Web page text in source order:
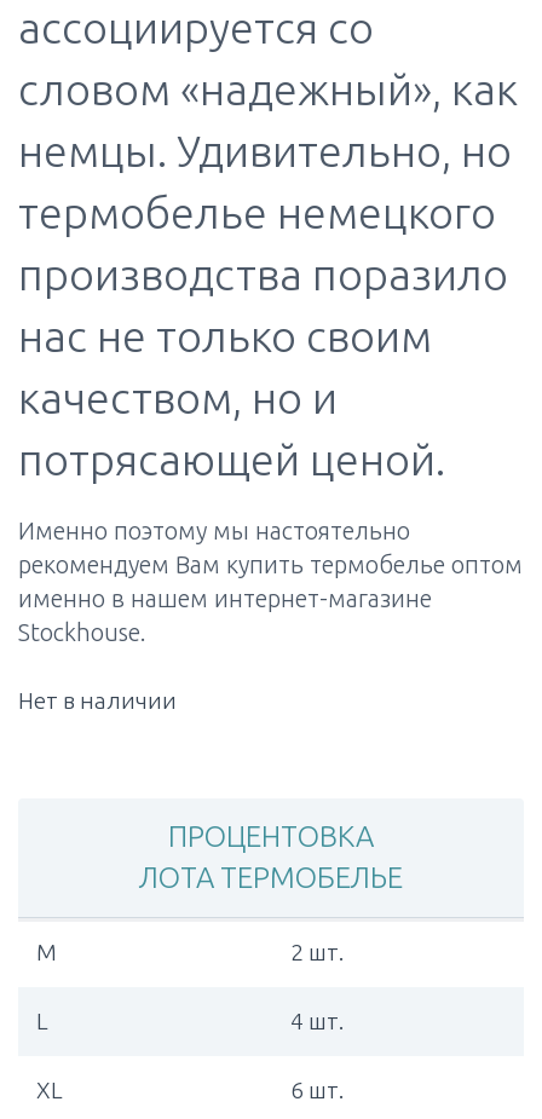
ассоциируется со
словом «надежный», как
немцы. Удивительно, но
термобелье немецкого
производства поразило
нас не только своим
качеством, но и
потрясающей ценой.
Именно поэтому мы настоятельно
рекомендуем Вам купить термобелье оптом
именно в нашем интернет-магазине
Stockhouse.
Нет в наличии
ПРОЦЕНТОВКА
ЛОТА ТЕРМОБЕЛЬЕ
M 2 шт.
L 4 шт.
XL 6 шт.